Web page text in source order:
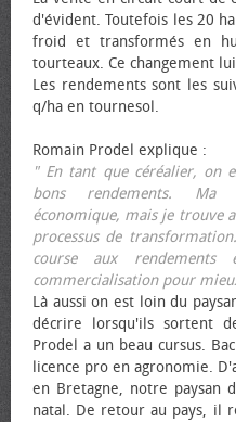
d'évident. Toutefois les 20
froid et transformés en
tourteaux. Ce changement
Les rendements sont les
q/ha en tournesol.
Romain Prodel explique :
" En tant que céréalier, on
bons rendements. Ma
économique, mais je trouve
processus de
course aux
commercialisation pour
Là aussi on est loin du
décrire lorsqu'ils sortent
Prodel a un beau cursus.
licence pro en agronomie.
en Bretagne, notre paysan
natal. De retour au pays, il